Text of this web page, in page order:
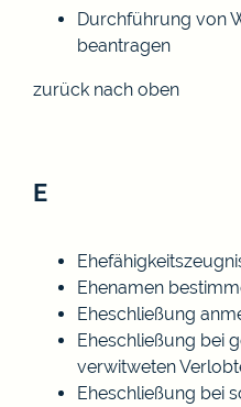
Durchführung von
beantragen
zurück nach oben
E
Ehenamen
Eheschließung
Eheschließung bei
verwitweten
Eheschließung bei